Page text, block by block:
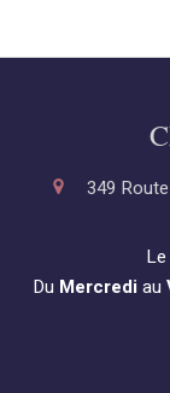
349
Le
Du Mercrediau